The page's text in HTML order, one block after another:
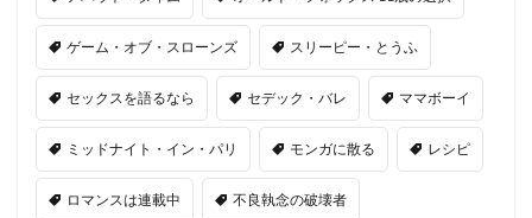
ゲーム・オブ・スローンズ スリーピー・とうふ
セックスを語るなら セデック・バレ ママボーイ
ミッドナイト・イン・パリ モンガに散る レシピ
ロマンスは連載中 不良執念の破壊者